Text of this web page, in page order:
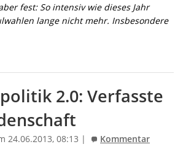
fest: So intensiv wie dieses Jahr
lange nicht mehr. Insbesondere
2.0: Verfasste
24.06.2013, 08:13 | Kommentar